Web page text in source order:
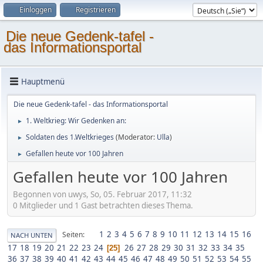
Einloggen Registrieren
Die neue Gedenk-tafel -
das Informationsportal
Hauptmenü
Die neue Gedenk-tafel - das Informationsportal
► 1. Weltkrieg: Wir Gedenken an:
► Soldaten des 1.Weltkrieges (Moderator: Ulla)
► Gefallen heute vor 100 Jahren
Gefallen heute vor 100 Jahren
Begonnen von uwys, So, 05. Februar 2017, 11:32
0 Mitglieder und 1 Gast betrachten dieses Thema.
NACH UNTEN Seiten 1 2 3 4 5 6 7 8 9 10 11 12 13 14 15 16
17 18 19 20 21 22 23 24 25 26 27 28 29 30 31 32 33 34 35
36 37 38 39 40 41 42 43 44 45 46 47 48 49 50 51 52 53 54 55